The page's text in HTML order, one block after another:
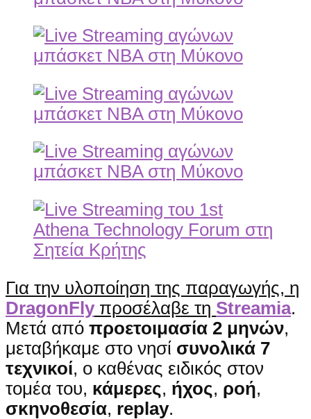
Για την υλοποίηση της παραγωγής, η
DragonFlyπροσέλαβε τη Streamia.
Μετά από προετοιμασία 2 μηνών,
μεταβήκαμε στο νησί συνολικά 7
τεχνικοί, ο καθένας ειδικός στον
τομέα του, κάμερες, ήχος, ροή,
σκηνοθεσία, replay.